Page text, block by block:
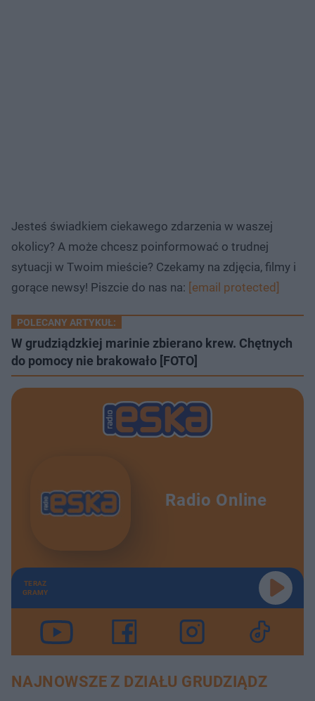
Jesteś świadkiem ciekawego zdarzenia w waszej
okolicy? A może chcesz poinformować o trudnej
sytuacji w Twoim mieście? Czekamy na zdjęcia, filmy i
gorące newsy! Piszcie do nas na: [email protected]
POLECANY ARTYKUŁ:
W grudziądzkiej marinie zbierano krew. Chętnych
do pomocy nie brakowało [FOTO]
Radio Online
TERAZ
GRAMY
NAJNOWSZE Z DZIAŁU GRUDZIĄDZ